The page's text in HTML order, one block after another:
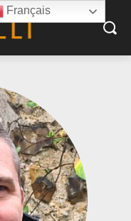
Français